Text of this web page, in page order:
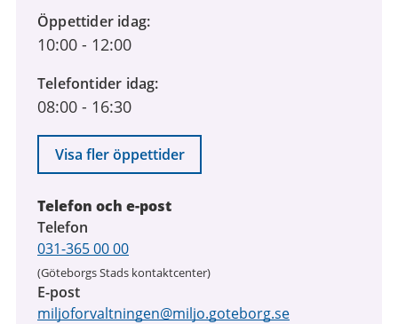
Öppettider idag
10:00 - 12:00
Telefontider idag
08:00 - 16:30
Visa fler öppettider
Telefon och e-post
Telefon
031-365 00 00
(Göteborgs Stads kontaktcenter)
E-post
miljoforvaltningen@miljo.goteborg.se